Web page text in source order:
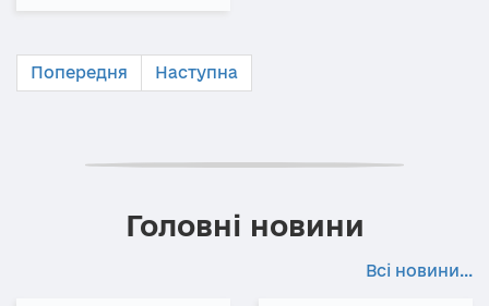
Попередня Наступна
Головні новини
Всі новини...